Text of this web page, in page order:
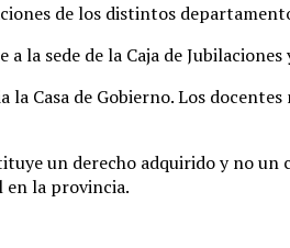
de los distintos
la sede de la Caja de
la Casa de Gobierno. Los
un derecho adquirido y no un
en la provincia.